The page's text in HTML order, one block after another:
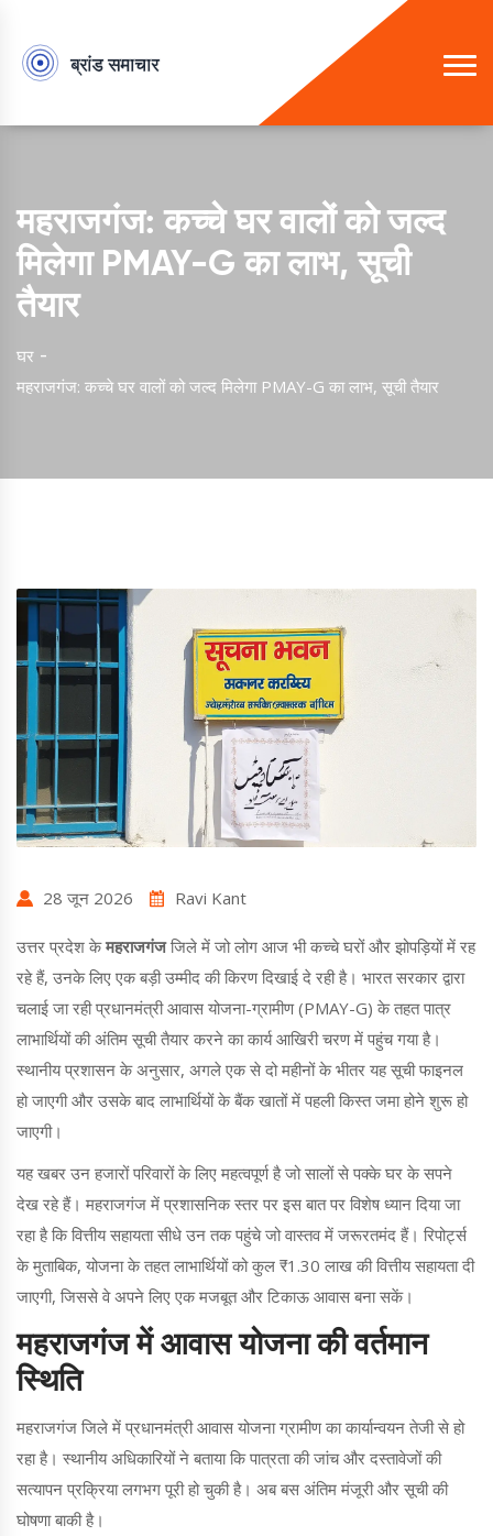
महराजगंज: कच्चे घर वालों को जल्द
मिलेगा PMAY-G का लाभ, सूची
तैयार
घर
महराजगंज: कच्चे घर वालों को जल्द मिलेगा PMAY-G का लाभ, सूची तैयार
28 जून 2026 Ravi Kant
उत्तर प्रदेश केमहराजगंजजिले में जो लोग आज भी कच्चे घरों और झोपड़ियों में रह
रहे हैं, उनके लिए एक बड़ी उम्मीद की किरण दिखाई दे रही है। भारत सरकार द्वारा
चलाई जा रहीप्रधानमंत्री आवास योजना-ग्रामीण (PMAY-G) के तहत पात्र
लाभार्थियों की अंतिम सूची तैयार करने का कार्य आखिरी चरण में पहुंच गया है।
स्थानीय प्रशासन के अनुसार, अगले एक से दो महीनों के भीतर यह सूची फाइनल
हो जाएगी और उसके बाद लाभार्थियों के बैंक खातों में पहली किस्त जमा होने शुरू हो
जाएगी।
यह खबर उन हजारों परिवारों के लिए महत्वपूर्ण है जो सालों से पक्के घर के सपने
देख रहे हैं। महराजगंज में प्रशासनिक स्तर पर इस बात पर विशेष ध्यान दिया जा
रहा है कि वित्तीय सहायता सीधे उन तक पहुंचे जो वास्तव में जरूरतमंद हैं। रिपोर्ट्स
के मुताबिक, योजना के तहत लाभार्थियों को कुल ₹1.30 लाख की वित्तीय सहायता दी
जाएगी, जिससे वे अपने लिए एक मजबूत और टिकाऊ आवास बना सकें।
महराजगंज में आवास योजना की वर्तमान
स्थिति
महराजगंज जिले में प्रधानमंत्री आवास योजना ग्रामीण का कार्यान्वयन तेजी से हो
रहा है। स्थानीय अधिकारियों ने बताया कि पात्रता की जांच और दस्तावेजों की
सत्यापन प्रक्रिया लगभग पूरी हो चुकी है। अब बस अंतिम मंजूरी और सूची की
घोषणा बाकी है।